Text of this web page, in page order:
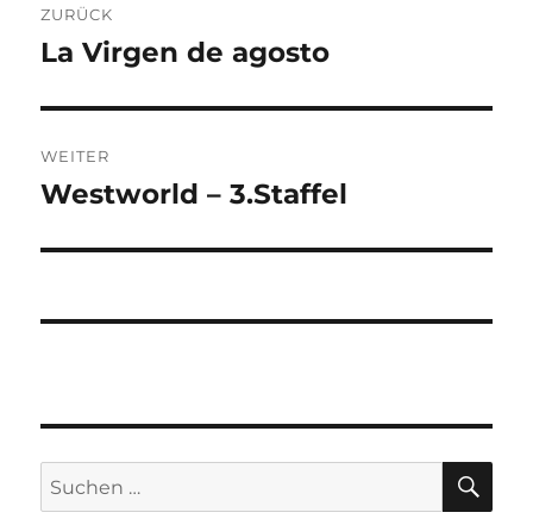
ZURÜCK
Vorheriger
La Virgen de agosto
WEITER
Nächster
Westworld – 3.Staffel
Suchen
nach: